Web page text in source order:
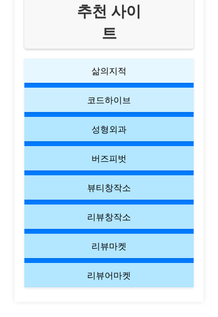
추천 사이
트
삶의지적
코드하이브
성형외과
버즈피벗
뷰티창작소
리뷰창작소
리뷰마켓
리뷰어마켓